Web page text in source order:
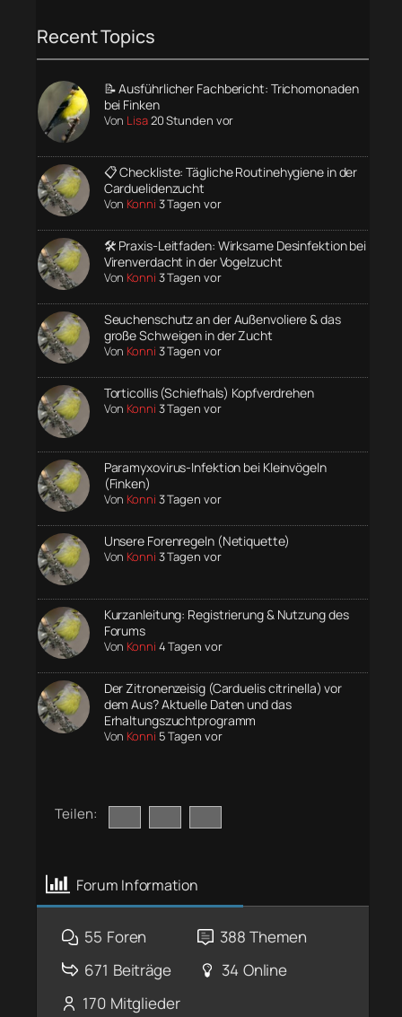
Recent Topics
📝 Ausführlicher Fachbericht: Trichomonaden
bei Finken
Von Lisa20 Stunden vor
📋 Checkliste: Tägliche Routinehygiene in der
Carduelidenzucht
Von Konni 3 Tagen vor
🛠️ Praxis-Leitfaden: Wirksame Desinfektion bei
Virenverdacht in der Vogelzucht
Von Konni 3 Tagen vor
Seuchenschutz an der Außenvoliere & das
große Schweigen in der Zucht
Von Konni 3 Tagen vor
Torticollis (Schiefhals) Kopfverdrehen
Von Konni 3 Tagen vor
Paramyxovirus-Infektion bei Kleinvögeln
(Finken)
Von Konni 3 Tagen vor
Unsere Forenregeln (Netiquette)
Von Konni 3 Tagen vor
Kurzanleitung: Registrierung & Nutzung des
Forums
Von Konni 4 Tagen vor
Der Zitronenzeisig (Carduelis citrinella) vor
dem Aus? Aktuelle Daten und das
Erhaltungszuchtprogramm
Von Konni 5 Tagen vor
Teilen:
Forum Information
55 Foren 388 Themen
671 Beiträge 34 Online
170 Mitglieder